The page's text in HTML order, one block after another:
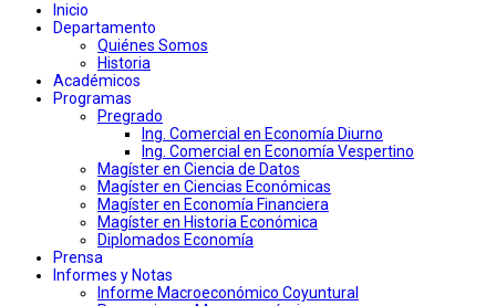
Inicio
Departamento
Quiénes Somos
Historia
Académicos
Programas
Pregrado
Ing. Comercial en Economía Diurno
Ing. Comercial en Economía Vespertino
Magíster en Ciencia de Datos
Magíster en Ciencias Económicas
Magíster en Economía Financiera
Magíster en Historia Económica
Diplomados Economía
Prensa
Informes y Notas
Informe Macroeconómico Coyuntural